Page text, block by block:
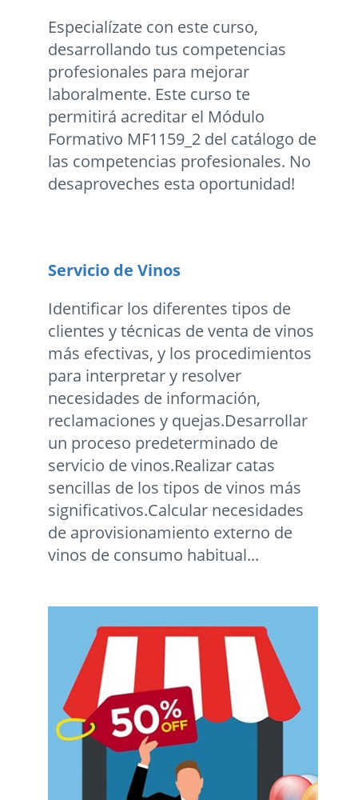
Especialízate con este curso,
desarrollando tus competencias
profesionales para mejorar
laboralmente. Este curso te
permitirá acreditar el Módulo
Formativo MF1159_2 del catálogo de
las competencias profesionales. No
desaproveches esta oportunidad!
Servicio de Vinos
Identificar los diferentes tipos de
clientes y técnicas de venta de vinos
más efectivas, y los procedimientos
para interpretar y resolver
necesidades de información,
reclamaciones y quejas.Desarrollar
un proceso predeterminado de
servicio de vinos.Realizar catas
sencillas de los tipos de vinos más
significativos.Calcular necesidades
de aprovisionamiento externo de
vinos de consumo habitual...